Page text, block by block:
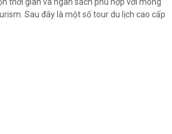
Sau đây là một số tour du lịch cao cấp